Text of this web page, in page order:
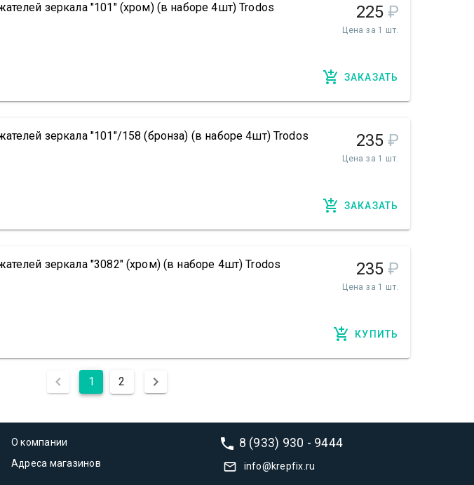
зеркала "101" (хром) (в наборе 4шт) Trodos 225 ₽
Цена за 1 шт.
ЗАКАЗАТЬ
зеркала "101"/158 (бронза) (в наборе 4шт) Trodos 235 ₽
Цена за 1 шт.
ЗАКАЗАТЬ
зеркала "3082" (хром) (в наборе 4шт) Trodos 235 ₽
Цена за 1 шт.
КУПИТЬ
1 2
О компании
Адреса магазинов
8 (933) 930 - 9444
info@krepfix.ru